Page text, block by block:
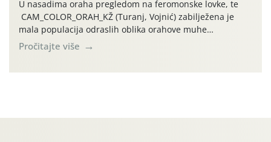
U nasadima oraha pregledom na feromonske lovke, te
CAM_COLOR_ORAH_KŽ (Turanj, Vojnić) zabilježena je
mala populacija odraslih oblika orahove muhe
(Rhagoletis completa). Niska brojnost može se objasniti
činjenicom da je riječ o mladim nasadima s vrlo malim
Pročitajte više